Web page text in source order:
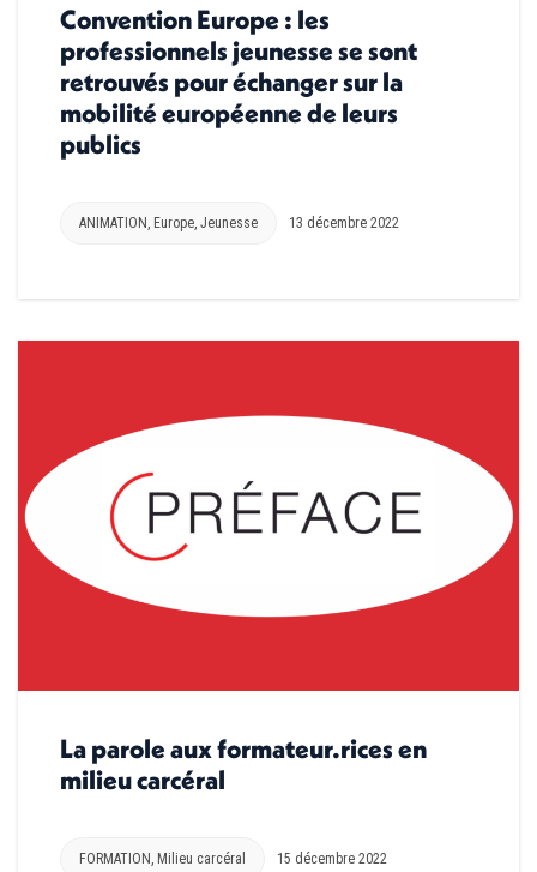
Convention Europe : les
professionnels jeunesse se sont
retrouvés pour échanger sur la
mobilité européenne de leurs
publics
ANIMATION Europe Jeunesse 13 décembre 2022
La parole aux formateur.rices en
milieu carcéral
FORMATION , Milieu carcéral 15 décembre 2022